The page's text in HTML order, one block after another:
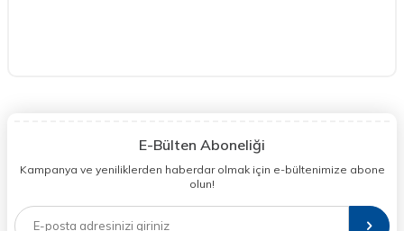
E-Bülten Aboneliği
Kampanya ve yeniliklerden haberdar olmak için e-bültenimize abone
olun!